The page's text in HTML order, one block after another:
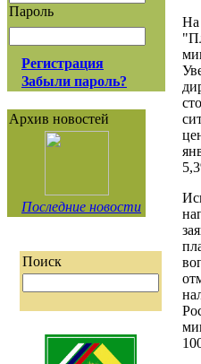
Пароль
Регистрация
Забыли пароль?
Архив новостей
Последние новости
Поиск
На